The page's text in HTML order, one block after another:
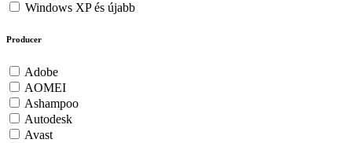
Windows XP és újabb
Producer
Adobe
AOMEI
Ashampoo
Autodesk
Avast